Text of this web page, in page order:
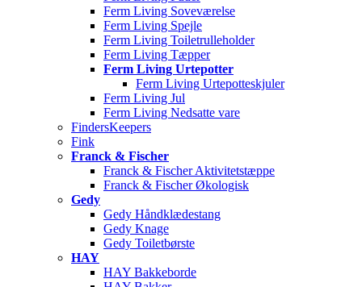
Ferm Living Soveværelse
Ferm Living Spejle
Ferm Living Toiletrulleholder
Ferm Living Tæpper
Ferm Living Urtepotter
Ferm Living Urtepotteskjuler
Ferm Living Jul
Ferm Living Nedsatte vare
FindersKeepers
Fink
Franck & Fischer
Franck & Fischer Aktivitetstæppe
Franck & Fischer Økologisk
Gedy
Gedy Håndklædestang
Gedy Knage
Gedy Toiletbørste
HAY
HAY Bakkeborde